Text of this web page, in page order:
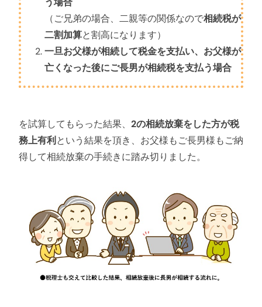
（ご兄弟の場合、二親等の関係なので相続税が
二割加算と割高になります）
一旦お父様が相続して税金を支払い、お父様が
亡くなった後にご長男が相続税を支払う場合
を試算してもらった結果、 2の相続放棄をした方が税
務上有利 という結果を頂き、お父様もご長男様もご納
得して相続放棄の手続きに踏み切りました。